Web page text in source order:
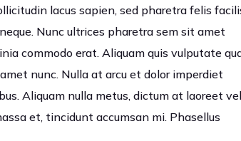
lacus sapien, sed pharetra felis
Nunc ultrices pharetra sem sit amet
commodo erat. Aliquam quis vulputate
nunc. Nulla at arcu et dolor imperdiet
Aliquam nulla metus, dictum at laoreet
et, tincidunt accumsan mi. Phasellus